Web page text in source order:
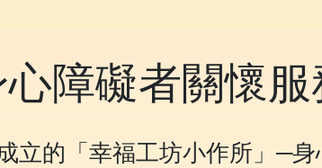
障礙者關懷服
立的「幸福工坊小作所」─身